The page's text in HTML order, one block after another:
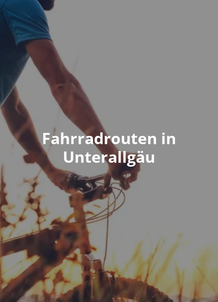
Fahrradrouten in
Unterallgäu